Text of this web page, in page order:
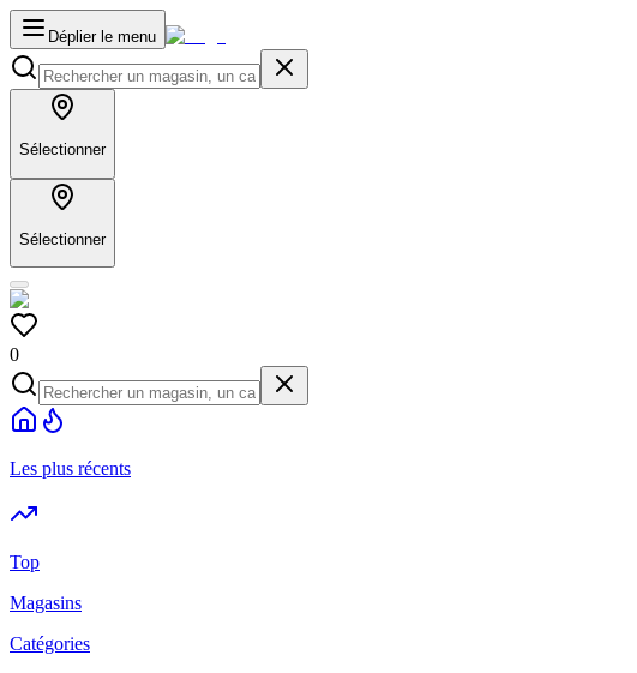
Déplier le menu
Sélectionner
Sélectionner
0
Les plus récents
Top
Magasins
Catégories